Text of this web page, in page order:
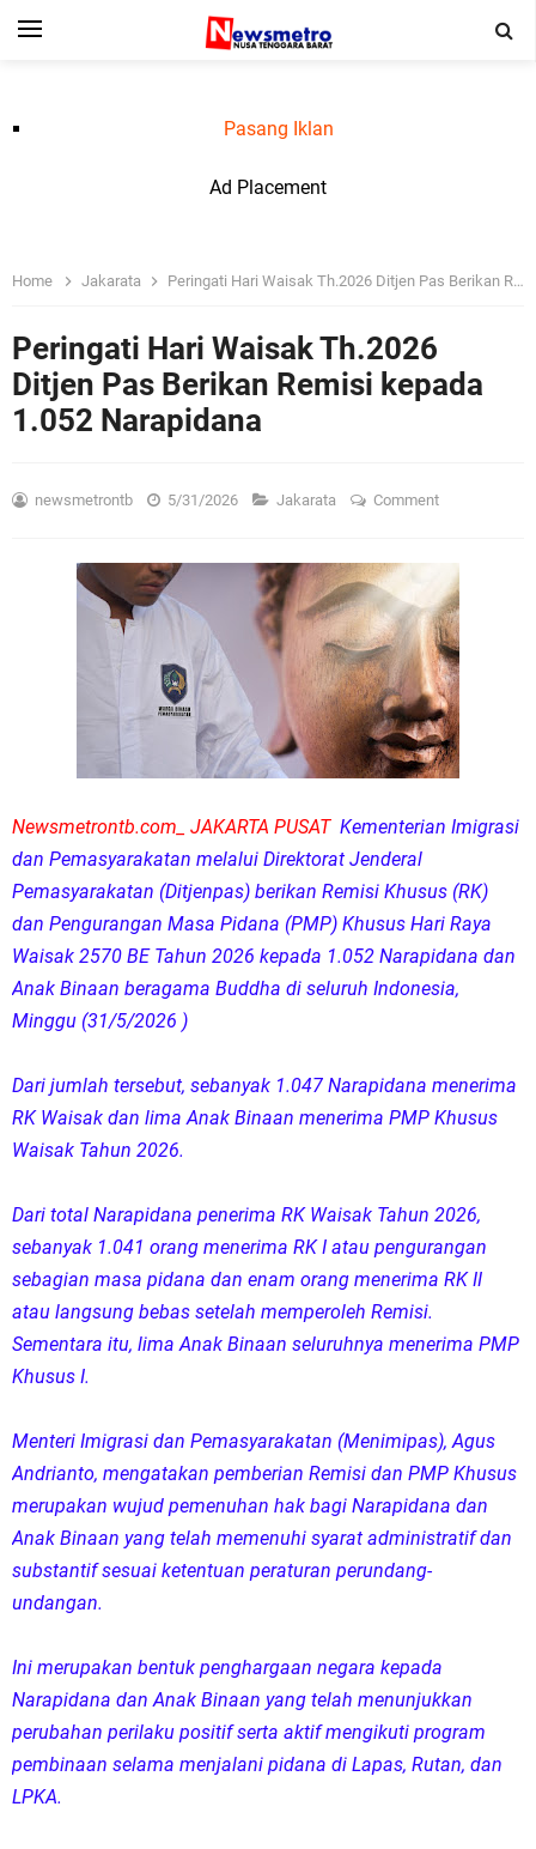
Pasang Iklan
Ad Placement
Home Jakarata Peringati Hari Waisak Th.2026 Ditjen Pas Berikan Remisi kepada 1.052 Narapidana
Peringati Hari Waisak Th.2026
Ditjen Pas Berikan Remisi kepada
1.052 Narapidana
newsmetrontb 5/31/2026 Jakarata Comment
Newsmetrontb.com_ JAKARTA PUSAT Kementerian Imigrasi
dan Pemasyarakatan melalui Direktorat Jenderal
Pemasyarakatan (Ditjenpas) berikan Remisi Khusus (RK)
dan Pengurangan Masa Pidana (PMP) Khusus Hari Raya
Waisak 2570 BE Tahun 2026 kepada 1.052 Narapidana dan
Anak Binaan beragama Buddha di seluruh Indonesia,
Minggu (31/5/2026 )
Dari jumlah tersebut, sebanyak 1.047 Narapidana menerima
RK Waisak dan lima Anak Binaan menerima PMP Khusus
Waisak Tahun 2026.
Dari total Narapidana penerima RK Waisak Tahun 2026,
sebanyak 1.041 orang menerima RK I atau pengurangan
sebagian masa pidana dan enam orang menerima RK II
atau langsung bebas setelah memperoleh Remisi.
Sementara itu, lima Anak Binaan seluruhnya menerima PMP
Khusus I.
Menteri Imigrasi dan Pemasyarakatan (Menimipas), Agus
Andrianto, mengatakan pemberian Remisi dan PMP Khusus
merupakan wujud pemenuhan hak bagi Narapidana dan
Anak Binaan yang telah memenuhi syarat administratif dan
substantif sesuai ketentuan peraturan perundang-
undangan.
Ini merupakan bentuk penghargaan negara kepada
Narapidana dan Anak Binaan yang telah menunjukkan
perubahan perilaku positif serta aktif mengikuti program
pembinaan selama menjalani pidana di Lapas, Rutan, dan
LPKA.